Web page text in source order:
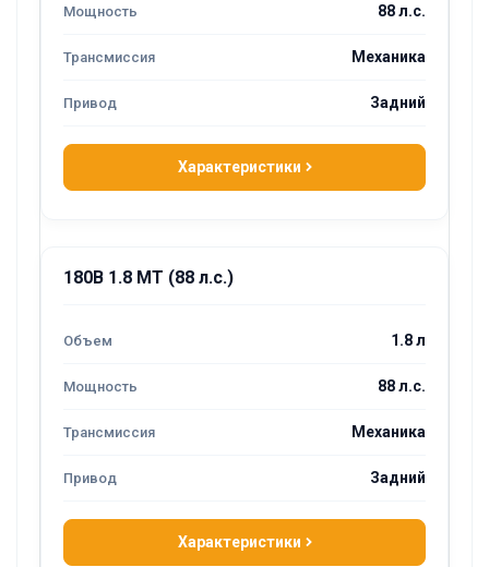
88 л.с.
Механика
Задний
Характеристики
180B 1.8 MT (88 л.с.)
1.8 л
88 л.с.
Механика
Задний
Характеристики